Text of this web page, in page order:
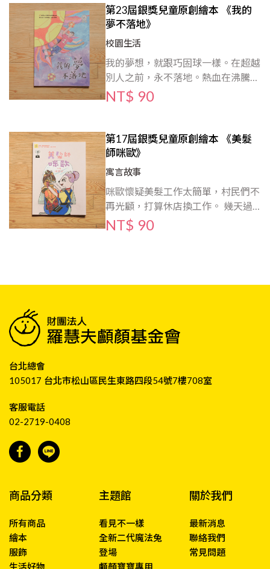
水，要不要先學游泳呢?」 經過一次
一次的練習，我開始不怕水，還愛上
試，現在正朝我 最愛的蝶式前進，
加油!
第23屆銀獎兒童原創繪本 《我的
夢不落地》
校園生活
我的夢想，就跟巧固球一樣。在超越
別人之前，永不落地。熱血在沸騰，
鬥志在昂揚，理想在啟航，汗水在揮
灑，這就是我的青春時代。本書的小
學校的球隊，到其他縣市比賽，還一
起外宿呢！他們比賽過程中，發生了
呢？快來一起看故事，找答案吧！
NT$ 90
第17屆銀獎兒童原創繪本 《美髮
師咪歐》
寓言故事
咪歐懷疑美髮工作太簡單，村民們不
再光顧，打算休店換工作。 幾天過
去了，松鼠媽媽、白羊先生、馬老師
來到咪歐髮廊，七嘴八舌討論咪歐發
NT$ 90
台北總會
105017 台北市松山區民生東路四段54號7樓708室
客服電話
02-2719-0408
商品分類
所有商品
繪本
服飾
生活好物
主題館
看見不一樣
全新二代魔法兔
登場
顱顏寶寶專用
關於我們
最新消息
聯絡我們
常見問題